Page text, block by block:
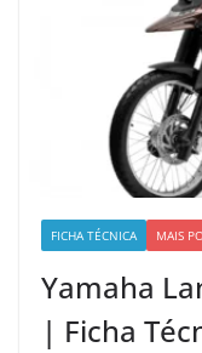
FICHA TÉCNICA MAIS
Yamaha
| Ficha